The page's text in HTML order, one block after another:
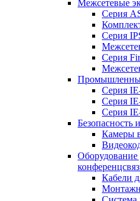
Межсетевые
Серия
Серия
Серия
Серия
Серия
Серия
Безопасность
Камеры
Кабели